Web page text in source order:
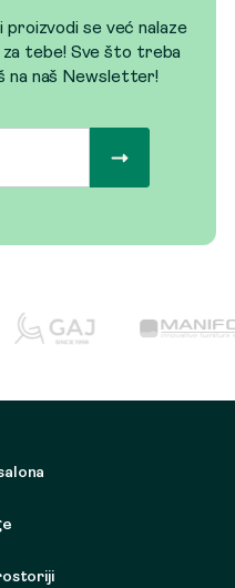
proizvodi se već nalaze
za tebe! Sve što treba
na naš Newsletter!